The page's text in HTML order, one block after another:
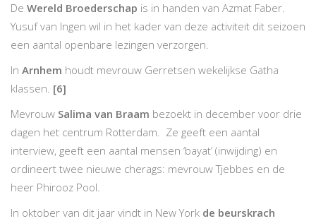
De Wereld Broederschap is in handen van Azmat Faber.
Yusuf van Ingen wil in het kader van deze activiteit dit seizoen
een aantal openbare lezingen verzorgen.
In Arnhem houdt mevrouw Gerretsen wekelijkse Gatha
klassen. [6]
Mevrouw Salima van Braam bezoekt in december voor drie
dagen het centrum Rotterdam. Ze geeft een aantal
interview, geeft een aantal mensen ‘bayat’ (inwijding) en
ordineert twee nieuwe cherags: mevrouw Tjebbes en de
heer Phirooz Pool.
In oktober van dit jaar vindt in New York de beurskrach